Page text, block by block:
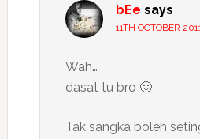
bEe says
11TH OCTOBER
Wah…
dasat tu bro 🙂
Tak sangka boleh